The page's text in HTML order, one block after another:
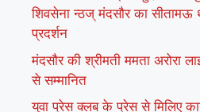
शिवसेना न्ठज् मंदसौर का सीतामऊ
प्रदर्शन
मंदसौर की श्रीमती ममता अरोरा
से सम्मानित
युवा प्रेस क्लब के प्रेस से मिलिए